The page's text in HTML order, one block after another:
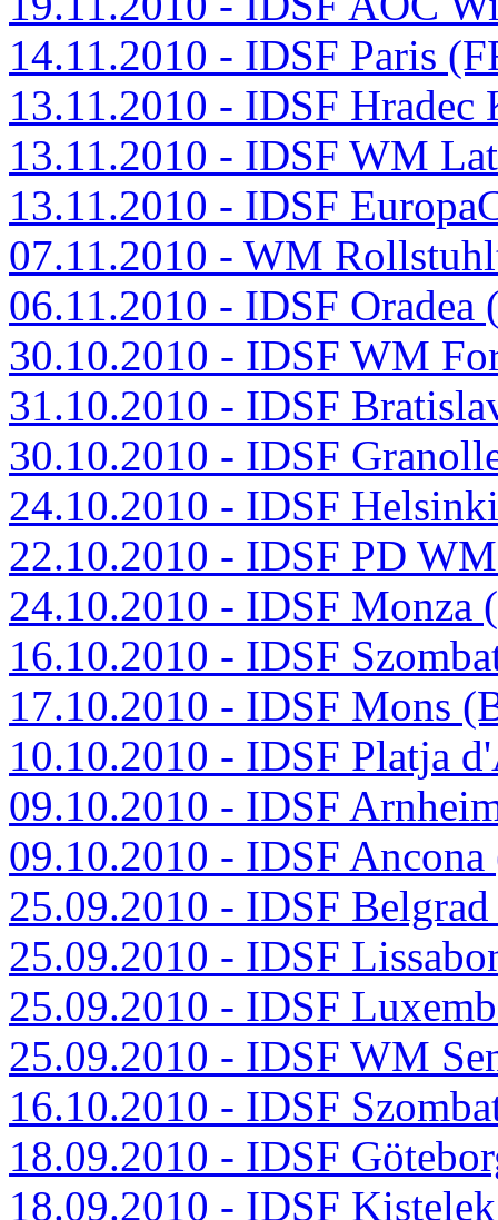
14.11.2010 - IDSF Paris
13.11.2010 - IDSF Hradec
13.11.2010 - IDSF WM
13.11.2010 - IDSF
07.11.2010 - WM
06.11.2010 - IDSF Oradea
30.10.2010 - IDSF WM
31.10.2010 - IDSF
30.10.2010 - IDSF
24.10.2010 - IDSF
22.10.2010 - IDSF PD
24.10.2010 - IDSF Monza
16.10.2010 - IDSF
17.10.2010 - IDSF Mons
10.10.2010 - IDSF Platja
09.10.2010 - IDSF
09.10.2010 - IDSF
25.09.2010 - IDSF
25.09.2010 - IDSF
25.09.2010 - IDSF
25.09.2010 - IDSF WM
16.10.2010 - IDSF
18.09.2010 - IDSF
18.09.2010 - IDSF